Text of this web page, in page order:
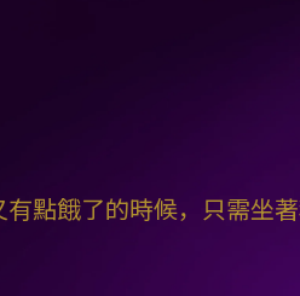
點餓了的時候，只需坐